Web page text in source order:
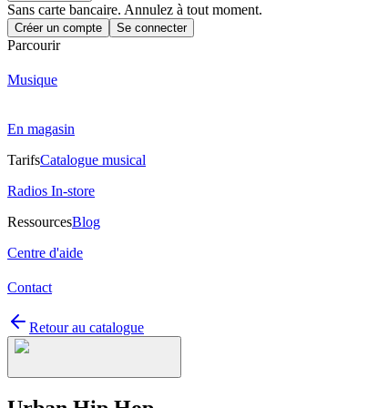
Sans carte bancaire. Annulez à tout moment.
Créer un compte Se connecter
Parcourir
Musique
En magasin
TarifsCatalogue musical
Radios In-store
RessourcesBlog
Centre d'aide
Contact
Retour au catalogue